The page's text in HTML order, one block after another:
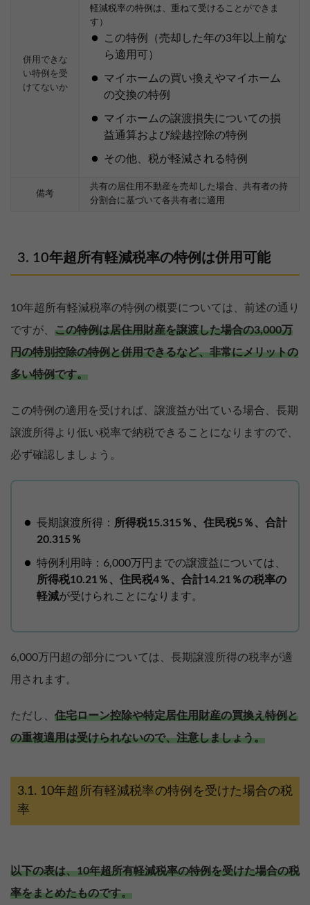
併用できな
い特例を受
けてないか
軽減税率の特例は、重ねて受けることができま
す）
この特例（売却した年の3年以上前な
ら適用可）
マイホームの買い換えやマイホーム
の交換の特例
マイホームの譲渡損失についての損
益通算および繰越控除の特例
その他、税が軽減される特例
備考
共有の居住用不動産を売却した場合、共有者の持
分割合に基づいて各共有者に適用
10年超所有軽減税率の特例は併用可能
10年超所有軽減税率の特例の概要については、前述の通り
ですが、 この特例は居住用財産を譲渡した場合の3,000万
円の特別控除の特例と併用できるなど、非常にメリットの
多い特例です。
この特例の適用を受ければ、譲渡益が出ている場合、長期
譲渡所得より低い税率で納税できることになりますので、
必ず確認しましょう。
長期譲渡所得： 所得税15.315％、住民税5％、合計
20.315％
特例利用時：6,000万円までの譲渡益については、
所得税10.21％、住民税4％、合計14.21％の税率の
軽減が受けられことになります。
6,000万円超の部分については、長期譲渡所得の税率が適
用されます。
ただし、 住宅ローン控除や特定居住用財産の買換え特例と
の重複適用は受けられないので、注意しましょう。
10年超所有軽減税率の特例を受けた場合の税
率
以下の表は、10年超所有軽減税率の特例を受けた場合の税
率をまとめたものです。